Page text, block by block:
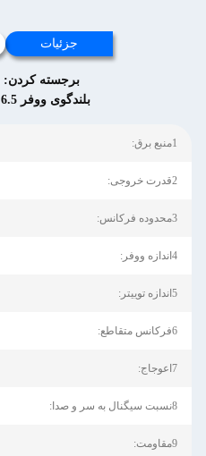
جزئیات
برجسته کردن:
بلندگوی ووفر 6.5 اینچی
1منبع برق:
2قدرت خروجی:
3محدوده فرکانس:
4اندازه ووفر:
5اندازه توییتر:
6فرکانس متقاطع:
7اعوجاج:
8نسبت سیگنال به سر و صدا:
9مقاومت: